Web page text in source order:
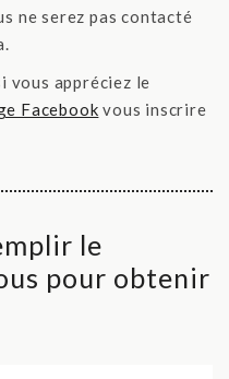
ne serez pas contacté
vous appréciez le
Facebook vous inscrire
le
pour obtenir